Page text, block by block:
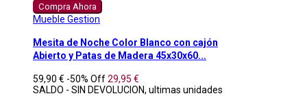
Compra Ahora
Mueble Gestion
Mesita de Noche Color Blanco con cajón
Abierto y Patas de Madera 45x30x60...
59,90 € -50% Off29,95 €
SALDO - SIN DEVOLUCION, ultimas unidades